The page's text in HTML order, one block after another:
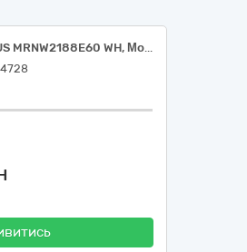
Холодильник ELEYUS MRNW2188E60 WH, Морозильна скриня Gorenje FH30EAW